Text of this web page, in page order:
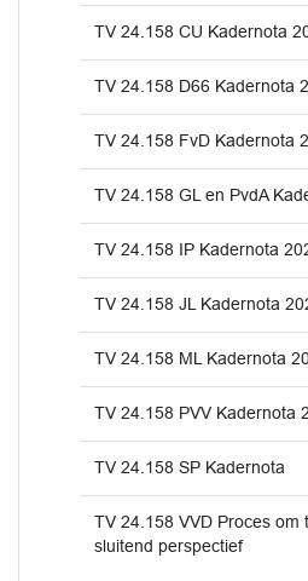
TV 24.158 CU Kadernota
TV 24.158 D66 Kadernota
TV 24.158 FvD Kadernota
TV 24.158 GL en PvdA
TV 24.158 IP Kadernota
TV 24.158 JL Kadernota
TV 24.158 ML Kadernota
TV 24.158 PVV Kadernota
TV 24.158 SP Kadernota
TV 24.158 VVD Proces om
sluitend perspectief